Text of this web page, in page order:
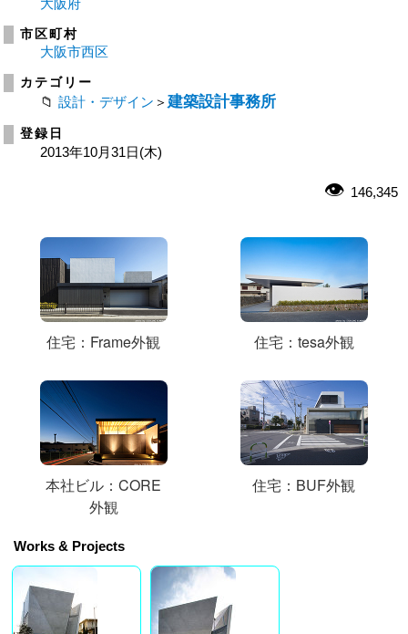
大阪府
市区町村
大阪市西区
カテゴリー
設計・デザイン ＞ 建築設計事務所
登録日
2013年10月31日(木)
146,345
住宅：Frame外観 住宅：tesa外観
本社ビル：CORE
外観
住宅：BUF外観
Works & Projects